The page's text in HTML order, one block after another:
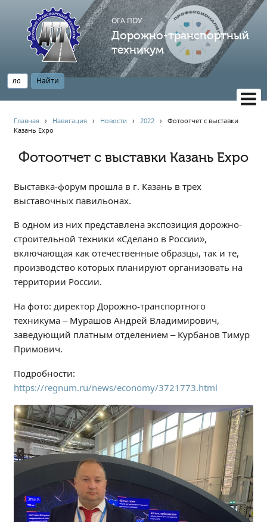
ОГА ПОУ
Дорожно-транспортный
техникум
НАВИГАЦИЯ
Главная
АБИТУРИЕНТУ
Опрос по качеству образования
Новости
Наблюдательный совет
Информация
Независимая оценка качества
Обращения онлайн
Контакты
Региональный центр по профилактике ДДТТ
Центр карьеры
Противодействие коррупции
Всероссийское чемпионатное движение
Региональная инновационная площадка
СВЕДЕНИЯ ОБ ОБРАЗОВАТЕЛЬНОЙ ОРГАНИЗАЦИИ
Основные сведения
Структура и органы управления образовательной
организацией
Главная › Навигация › Новости ›2022 ›Фотоотчет с выставки
Казань Expo
Фотоотчет с выставки Казань Expo
Выставка-форум прошла в г. Казань в трех
выставочных павильонах.
В одном из них представлена экспозиция дорожно-
строительной техники «Сделано в России»,
включающая как отечественные образцы, так и те,
производство которых планируют организовать на
территории России.
На фото: директор Дорожно-транспортного
техникума – Мурашов Андрей Владимирович,
заведующий платным отделением – Курбанов Тимур
Примович.
Подробности:
https://regnum.ru/news/economy/3721773.html